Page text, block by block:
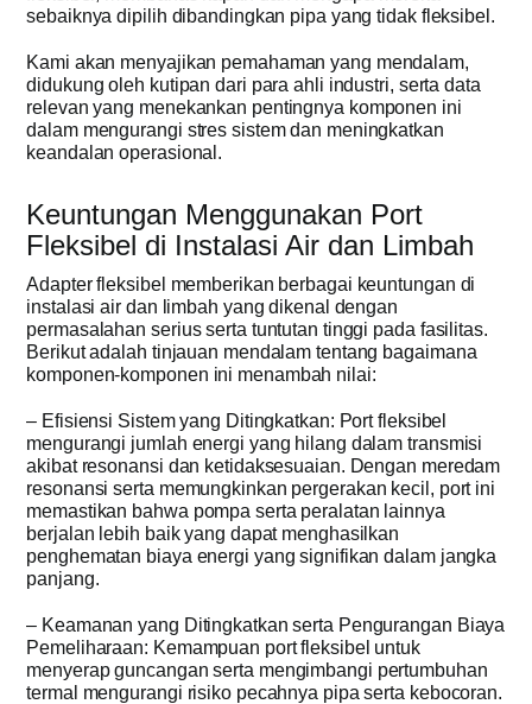
sebaiknya dipilih dibandingkan pipa yang tidak fleksibel.
Kami akan menyajikan pemahaman yang mendalam,
didukung oleh kutipan dari para ahli industri, serta data
relevan yang menekankan pentingnya komponen ini
dalam mengurangi stres sistem dan meningkatkan
keandalan operasional.
Keuntungan Menggunakan Port
Fleksibel di Instalasi Air dan Limbah
Adapter fleksibel memberikan berbagai keuntungan di
instalasi air dan limbah yang dikenal dengan
permasalahan serius serta tuntutan tinggi pada fasilitas.
Berikut adalah tinjauan mendalam tentang bagaimana
komponen-komponen ini menambah nilai:
– Efisiensi Sistem yang Ditingkatkan: Port fleksibel
mengurangi jumlah energi yang hilang dalam transmisi
akibat resonansi dan ketidaksesuaian. Dengan meredam
resonansi serta memungkinkan pergerakan kecil, port ini
memastikan bahwa pompa serta peralatan lainnya
berjalan lebih baik yang dapat menghasilkan
penghematan biaya energi yang signifikan dalam jangka
panjang.
– Keamanan yang Ditingkatkan serta Pengurangan Biaya
Pemeliharaan: Kemampuan port fleksibel untuk
menyerap guncangan serta mengimbangi pertumbuhan
termal mengurangi risiko pecahnya pipa serta kebocoran.